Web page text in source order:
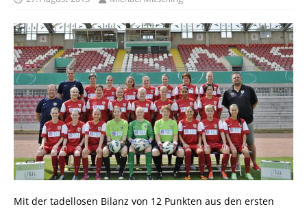
Mit der tadellosen Bilanz von 12 Punkten aus den ersten